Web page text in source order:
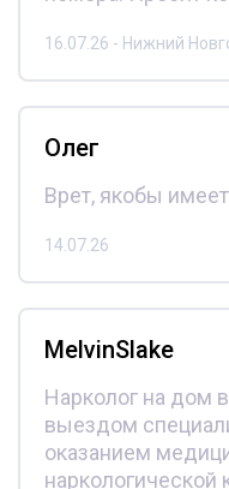
16.07.26 - Нижний
Олег
Врет, якобы
14.07.26
MelvinSlake
Нарколог на дом
выездом
оказанием